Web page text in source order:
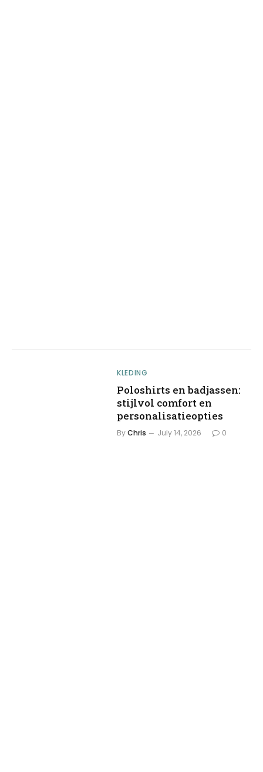
KLEDING
Poloshirts en badjassen:
stijlvol comfort en
personalisatieopties
ByChris July 14, 2026 0